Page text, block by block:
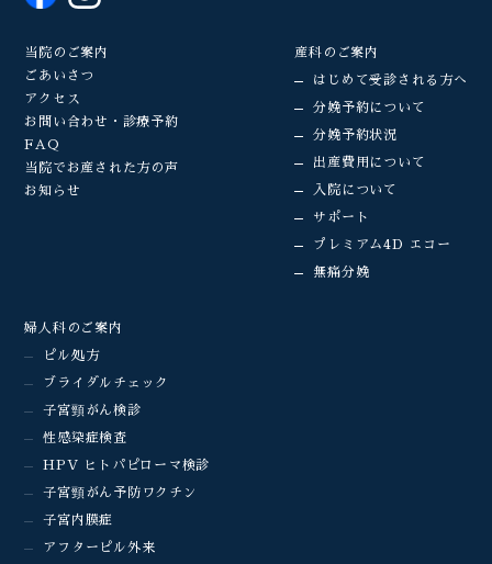
当院のご案内
ごあいさつ
アクセス
お問い合わせ・診療予約
FAQ
当院でお産された方の声
お知らせ
産科のご案内
はじめて受診される方へ
分娩予約について
分娩予約状況
出産費用について
入院について
サポート
プレミアム4D エコー
無痛分娩
婦人科のご案内
ピル処方
ブライダルチェック
子宮頸がん検診
性感染症検査
HPV ヒトパピローマ検診
子宮頸がん予防ワクチン
子宮内膜症
アフターピル外来